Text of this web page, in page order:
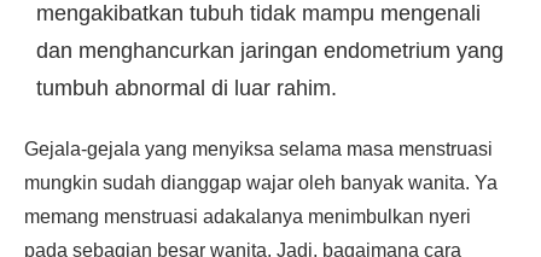
mengakibatkan tubuh tidak mampu mengenali
dan menghancurkan jaringan endometrium yang
tumbuh abnormal di luar rahim.
Gejala-gejala yang menyiksa selama masa menstruasi
mungkin sudah dianggap wajar oleh banyak wanita. Ya
memang menstruasi adakalanya menimbulkan nyeri
pada sebagian besar wanita. Jadi, bagaimana cara